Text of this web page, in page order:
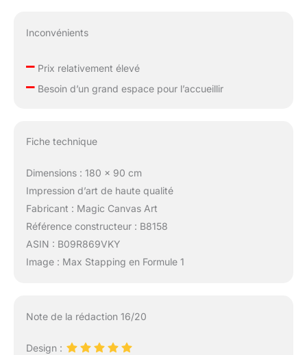
Inconvénients
–Prix relativement élevé
–Besoin d’un grand espace pour l’accueillir
Fiche technique
Dimensions : 180 x 90 cm
Impression d’art de haute qualité
Fabricant : Magic Canvas Art
Référence constructeur : B8158
ASIN : B09R869VKY
Image : Max Stapping en Formule 1
Note de la rédaction 16/20
Design :